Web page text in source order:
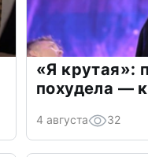
«Я крутая»:
похудела —
4 августа 32